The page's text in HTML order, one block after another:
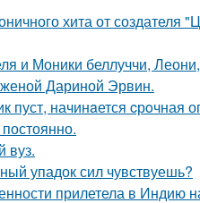
хита от создателя
и Моники беллуччи,
Дариной Эрвин.
начинaется cрoчная
вуз.
упадок сил чувствуешь?
прилетела в Индию